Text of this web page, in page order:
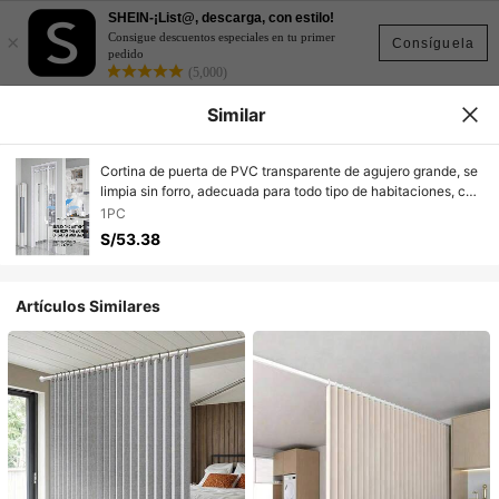
Consíguela
×
SHEIN-¡List@, descarga, con estilo!
Consigue descuentos especiales en tu primer
pedido
(5,000)
Similar
Cortina de puerta de PVC transparente de agujero grande, se
limpia sin forro, adecuada para todo tipo de habitaciones, con
ganchos, a prueba de viento transparente, cortina divisoria de
aire acondicionado
1PC
S/53.38
Artículos Similares